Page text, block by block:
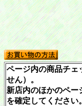
ページ内の商品チェ
せん）。
新店内のほかのペー
を確定してください。